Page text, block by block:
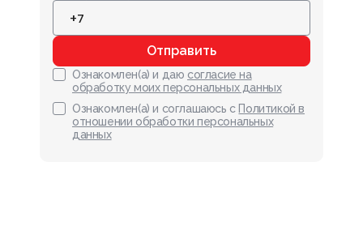
Отправить
Ознакомлен(а) и даю согласие на
обработку моих персональных данных
Ознакомлен(а) и соглашаюсь с Политикой в
отношении обработки персональных
данных